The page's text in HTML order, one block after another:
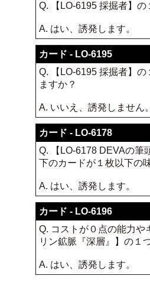
Q. 【LO-6195 採掘者】
A. はい、誘発します。
カード - LO-6195
Q. 【LO-6195 採掘者】
ますか？
A. いいえ、誘発しません。
カード - LO-6178
Q. 【LO-6178 DEVAの筆
下のカードが１枚以下の
A. はい、誘発します。
カード - LO-6196
Q. コストが０点の能力や
リン鉱脈『深層』】の１
A. はい、誘発します。